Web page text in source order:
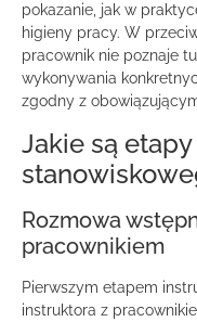
pokazanie, jak w
higieny pracy. W
pracownik nie poznaje
wykonywania
zgodny z
Jakie są
Rozmowa
pracownikiem
Pierwszym etapem
instruktora z